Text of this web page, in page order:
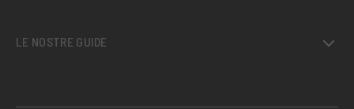
LE NOSTRE GUIDE